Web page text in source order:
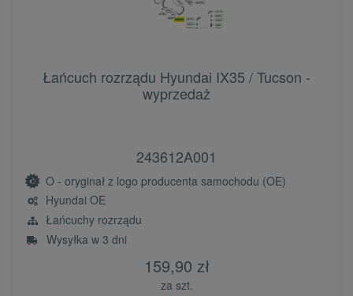
Łańcuch rozrządu Hyundai IX35 / Tucson -
wyprzedaż
243612A001
O - oryginał z logo producenta samochodu (OE)
Hyundai OE
Łańcuchy rozrządu
Wysyłka w 3 dni
159,90 zł
za szt.